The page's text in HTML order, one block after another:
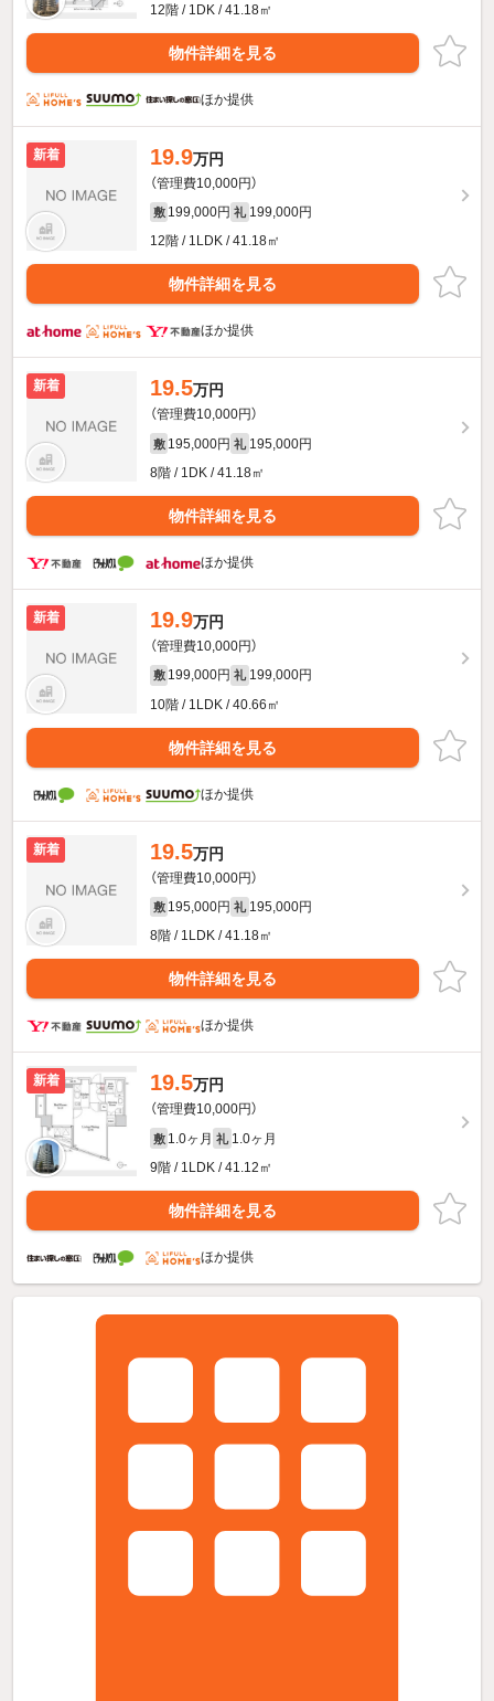
12階 / 1DK / 41.18㎡
物件詳細を見る
ほか提供
新着 19.9万円
（管理費10,000円）
敷 199,000円 礼 199,000円
12階 / 1LDK / 41.18㎡
物件詳細を見る
ほか提供
新着 19.5万円
（管理費10,000円）
敷 195,000円 礼 195,000円
8階 / 1DK / 41.18㎡
物件詳細を見る
ほか提供
新着 19.9万円
（管理費10,000円）
敷 199,000円 礼 199,000円
10階 / 1LDK / 40.66㎡
物件詳細を見る
ほか提供
新着 19.5万円
（管理費10,000円）
敷 195,000円 礼 195,000円
8階 / 1LDK / 41.18㎡
物件詳細を見る
ほか提供
新着 19.5万円
（管理費10,000円）
敷 1.0ヶ月 礼 1.0ヶ月
9階 / 1LDK / 41.12㎡
物件詳細を見る
ほか提供